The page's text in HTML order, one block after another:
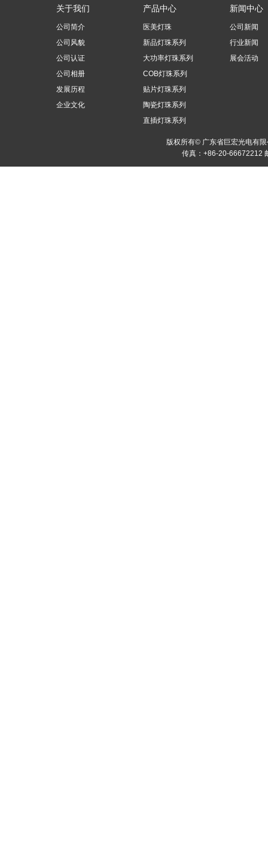
关于我们
公司简介
公司风貌
公司认证
公司相册
发展历程
企业文化
产品中心
医美灯珠
新品灯珠系列
大功率灯珠系列
COB灯珠系列
贴片灯珠系列
陶瓷灯珠系列
直插灯珠系列
新闻中心
公司新闻
行业新闻
展会活动
版权所有© 广东省巨宏光电有
传真：+86-20-66672212